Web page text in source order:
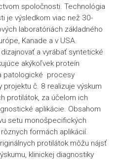
spoločnosti. Technológia
je výsledkom viac než 30-
laboratóriách základného
Kanade a v USA.
a vyrábať syntetické
akýkoľvek proteín
patologické procesy
projektu č. 8 realizuje výskum
protilátok, za účelom ich
aplikácie. Obsahom
setu monošpecifických
formách aplikácií.
protilátok môžu nájsť
klinickej diagnostiky